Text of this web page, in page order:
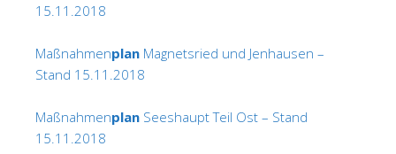
15.11.2018
Maßnahmenplan Magnetsried und Jenhausen –
Stand 15.11.2018
Maßnahmenplan Seeshaupt Teil Ost – Stand
15.11.2018